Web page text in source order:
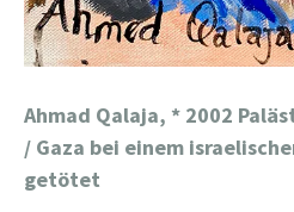
Ahmad Qalaja, * 2002
/ Gaza bei einem
getötet